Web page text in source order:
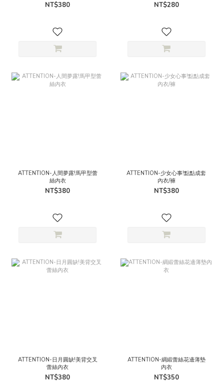
NT$380 NT$280
ATTENTION-人間夢露!馬甲型蕾
絲內衣
NT$380
ATTENTION-少女心事!點點成套
內衣/褲
NT$380
ATTENTION-日月圓缺!美背交叉
蕾絲內衣
NT$380
ATTENTION-綢緞蕾絲花邊薄墊
內衣
NT$350